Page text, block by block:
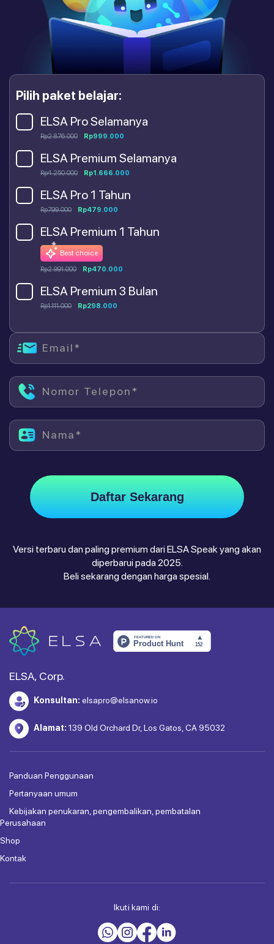
Pilih paket belajar:
ELSA Pro Selamanya
Rp2.876.000 Rp999.000
ELSA Premium Selamanya
Rp4.250.000 Rp1.666.000
ELSA Pro 1 Tahun
Rp799.000 Rp479.000
ELSA Premium 1 Tahun
Best choice
Rp2.991.000 Rp470.000
ELSA Premium 3 Bulan
Rp1.111.000 Rp298.000
Email*
Nomor Telepon*
Nama*
Daftar Sekarang
Versi terbaru dan paling premium dari ELSA Speak yang akan
diperbarui pada 2025.
Beli sekarang dengan harga spesial.
ELSA, Corp.
Konsultan: elsapro@elsanow.io
Alamat: 139 Old Orchard Dr, Los Gatos, CA 95032
Panduan Penggunaan
Pertanyaan umum
Kebijakan penukaran, pengembalikan, pembatalan
Perusahaan
Shop
Kontak
Ikuti kami di: